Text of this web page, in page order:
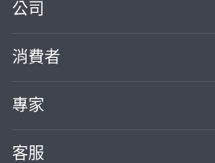
公司
消費者
專家
客服